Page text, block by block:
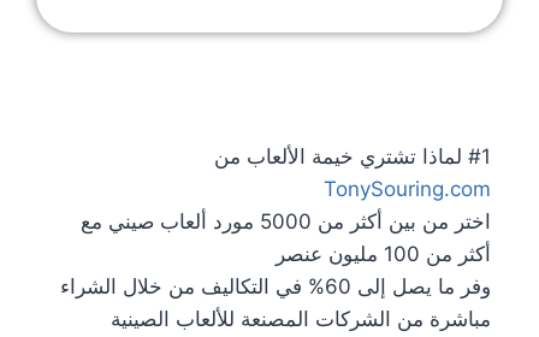
#1 لماذا تشتري خيمة الألعاب من
TonySouring.com
اختر من بين أكثر من 5000 مورد ألعاب صيني مع
أكثر من 100 مليون عنصر
وفر ما يصل إلى 60% في التكاليف من خلال الشراء
مباشرة من الشركات المصنعة للألعاب الصينية